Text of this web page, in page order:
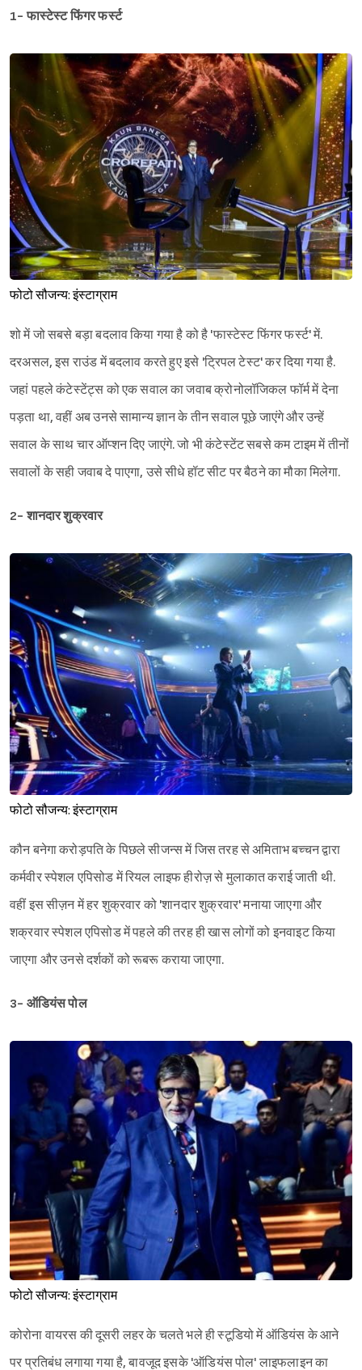
Sign in
1- फास्टेस्ट फिंगर फर्स्ट
फोटो सौजन्य: इंस्टाग्राम
शो में जो सबसे बड़ा बदलाव किया गया है को है 'फास्टेस्ट फिंगर फर्स्ट' में.
दरअसल, इस राउंड में बदलाव करते हुए इसे 'ट्रिपल टेस्ट' कर दिया गया है.
जहां पहले कंटेस्टेंट्स को एक सवाल का जवाब क्रोनोलॉजिकल फॉर्म में देना
पड़ता था, वहीं अब उनसे सामान्य ज्ञान के तीन सवाल पूछे जाएंगे और उन्हें
सवाल के साथ चार ऑप्शन दिए जाएंगे. जो भी कंटेस्टेंट सबसे कम टाइम में तीनों
सवालों के सही जवाब दे पाएगा, उसे सीधे हॉट सीट पर बैठने का मौका मिलेगा.
2- शानदार शुक्रवार
फोटो सौजन्य: इंस्टाग्राम
कौन बनेगा करोड़पति के पिछले सीजन्स में जिस तरह से अमिताभ बच्चन द्वारा
कर्मवीर स्पेशल एपिसोड में रियल लाइफ हीरोज़ से मुलाकात कराई जाती थी.
वहीं इस सीज़न में हर शुक्रवार को 'शानदार शुक्रवार' मनाया जाएगा और
शक्रवार स्पेशल एपिसोड में पहले की तरह ही खास लोगों को इनवाइट किया
जाएगा और उनसे दर्शकों को रूबरू कराया जाएगा.
3- ऑडियंस पोल
फोटो सौजन्य: इंस्टाग्राम
कोरोना वायरस की दूसरी लहर के चलते भले ही स्टूडियो में ऑडियंस के आने
पर प्रतिबंध लगाया गया है, बावजूद इसके 'ऑडियंस पोल' लाइफलाइन का